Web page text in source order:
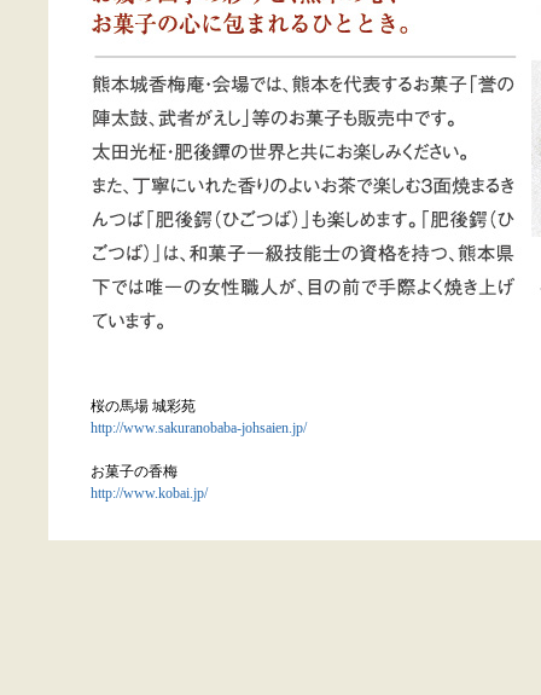
桜の馬場 城彩苑
http://www.sakuranobaba-johsaien.jp/
お菓子の香梅
http://www.kobai.jp/